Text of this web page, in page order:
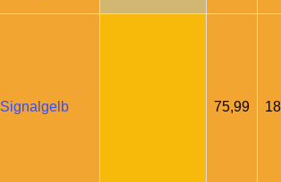
Signalgelb 75,99